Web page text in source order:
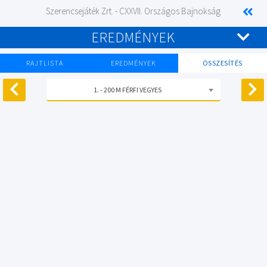
Szerencsejáték Zrt. - CXXVII. Országos Bajnokság
EREDMÉNYEK
RAJTLISTA EREDMÉNYEK ÖSSZESÍTÉS
1. - 200 M FÉRFI VEGYES